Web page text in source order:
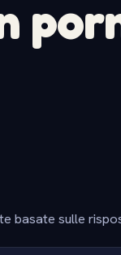
basate sulle